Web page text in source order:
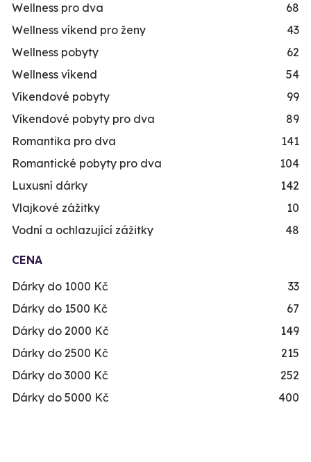
Wellness pro dva
68
Wellness víkend pro ženy
43
Wellness pobyty
62
Wellness víkend
54
Víkendové pobyty
99
Víkendové pobyty pro dva
89
Romantika pro dva
141
Romantické pobyty pro dva
104
Luxusní dárky
142
Vlajkové zážitky
10
Vodní a ochlazující zážitky
48
CENA
Dárky do 1000 Kč
33
Dárky do 1500 Kč
67
Dárky do 2000 Kč
149
Dárky do 2500 Kč
215
Dárky do 3000 Kč
252
Dárky do 5000 Kč
400